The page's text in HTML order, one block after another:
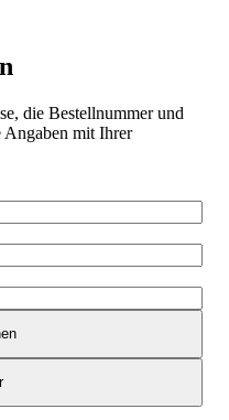
die Bestellnummer und
Angaben mit Ihrer